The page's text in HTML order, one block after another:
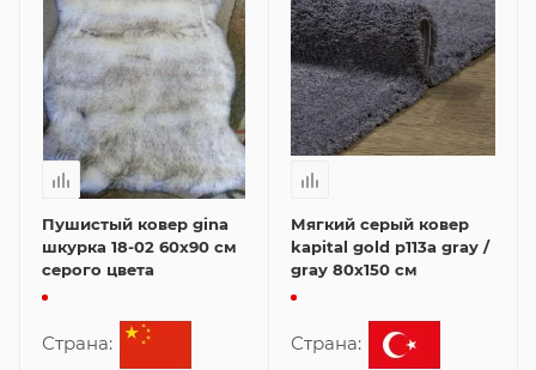
Пушистый ковер gina
шкурка 18-02 60x90 см
серого цвета
Страна:
Мягкий серый ковер
kapital gold p113a gray /
gray 80x150 см
Страна: